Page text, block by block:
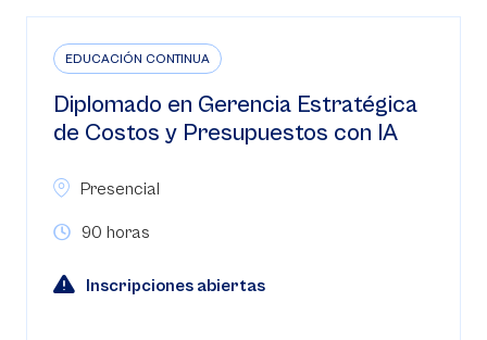
EDUCACIÓN CONTINUA
Diplomado en Big Data + Data
Science + Power BI con certificación
Presencial
96 horas académicas.
Inscripciones abiertas